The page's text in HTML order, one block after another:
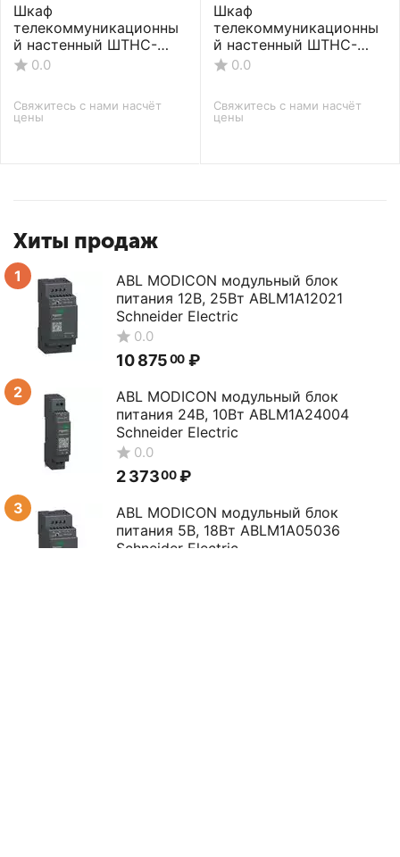
Шкаф
телекоммуникационны
й настенный ШТНС-
С-9U-600-550-П-
0.0
Свяжитесь с нами насчёт
цены
Шкаф
телекоммуникационны
й настенный ШТНС-
С-9U-600-650-П-
0.0
Свяжитесь с нами насчёт
цены
Хиты продаж
1
ABL MODICON модульный блок
питания 12В, 25Вт ABLM1A12021
Schneider Electric
0.0
10 87500 ₽
2
ABL MODICON модульный блок
питания 24В, 10Вт ABLM1A24004
Schneider Electric
0.0
2 37300 ₽
3
ABL MODICON модульный блок
питания 5В, 18Вт ABLM1A05036
Schneider Electric